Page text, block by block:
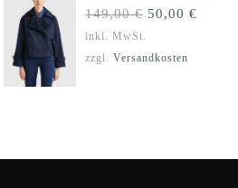
149,00€ Ursprünglicher
war:
50,00 €
inkl. MwSt.
zzgl. Versandkosten